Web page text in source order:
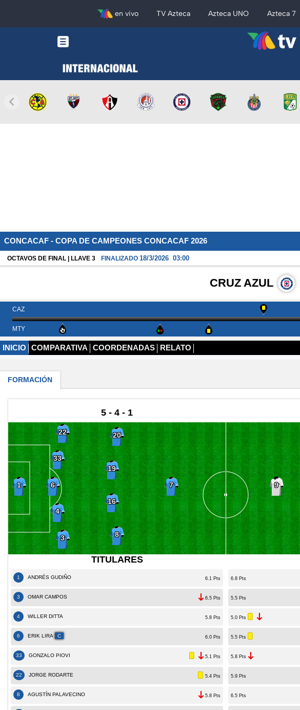
en vivo TV Azteca Azteca UNO Azteca 7
CONCACAF - COPA DE CAMPEONES CONCACAF 2026
OCTAVOS DE FINAL | LLAVE 3 FINALIZADO 18/3/2026 03:00
CRUZ AZUL
CAZ
MTY
RELATO
COMPARATIVA COORDENADAS
INICIO
FORMACIÓN
5 - 4 - 1
1
22
33
6
4
3
20
19
16
8
7 9
TITULARES
1 ANDRÉS GUDIÑO 6.1 Pts
3 OMAR CAMPOS 6.5 Pts
4 WILLER DITTA 5.8 Pts
6 ERIK LIRA C 6.0 Pts
33 GONZALO PIOVI 5.1 Pts
22 JORGE RODARTE 5.4 Pts
8 AGUSTÍN PALAVECINO 5.8 Pts
6.8 Pts
5.5 Pts
5.0 Pts
5.5 Pts
5.8 Pts
5.9 Pts
6.5 Pts